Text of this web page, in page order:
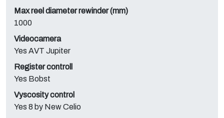
Max reel diameter rewinder (mm)
1000
Videocamera
Yes AVT Jupiter
Register controll
Yes Bobst
Vyscosity control
Yes 8 by New Celio